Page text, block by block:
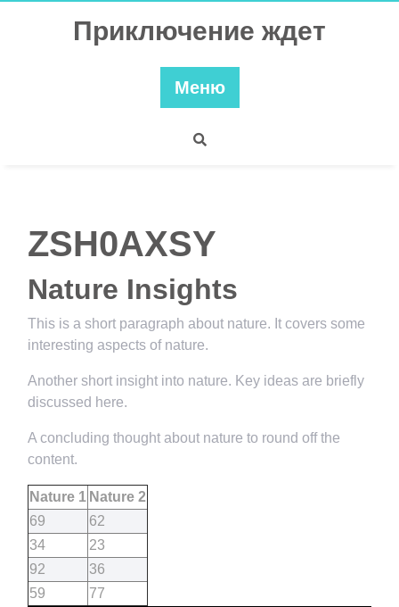
Приключение ждет
Меню
ZSH0AXSY
Nature Insights
This is a short paragraph about nature. It covers some
interesting aspects of nature.
Another short insight into nature. Key ideas are briefly
discussed here.
A concluding thought about nature to round off the
content.
Nature 1 Nature 2
69
62
34
23
92
36
59
77